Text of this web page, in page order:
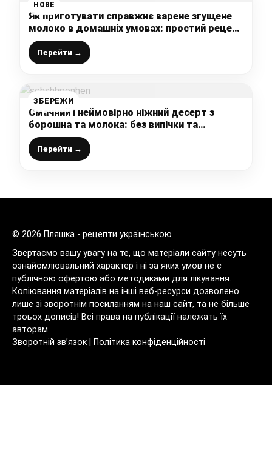
НОВЕ
Як приготувати справжнє варене згущене
молоко в домашніх умовах: простий рецепт
з 3 інгредієнтів від української господині
Перейти →
ЗБЕРЕЖИ
Смачний і неймовірно ніжний десерт з
борошна та молока: без випічки та
желатину
Перейти →
© 2026 Пляшка - рецепти українською
Звертаємо вашу увагу на те, що матеріали сайту несуть
ознайомлювальний характер і ні за яких умов не є
публічною офертою або методиками для лікування.
Копіювання матеріалів на інші веб-ресурси дозволено
лише зі зворотнім посиланням на наш сайт, та не більше
троьох дописів! Всі права на публікації належать їх
авторам.
Зворотній зв’язок
Політика конфіденційності